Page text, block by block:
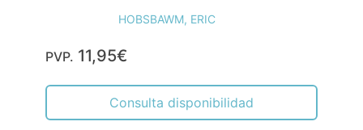
HOBSBAWM, ERIC
PVP. 11,95€
Consulta disponibilidad